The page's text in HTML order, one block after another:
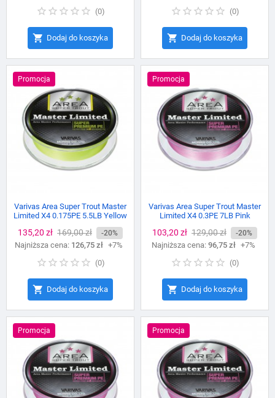
(0)
 Dodaj do koszyka
(0)
 Dodaj do koszyka
Promocja
Varivas Area Super Trout Master
Limited X4 0.175PE 5.5LB Yellow
Cena
135,20 zł Cena
podstawowa
169,00 zł -20%
Najniższa cena: 126,75 zł +7%
(0)
 Dodaj do koszyka
Promocja
Varivas Area Super Trout Master
Limited X4 0.3PE 7LB Pink
Cena
103,20 zł Cena
podstawowa
129,00 zł -20%
Najniższa cena: 96,75 zł +7%
(0)
 Dodaj do koszyka
Promocja Promocja